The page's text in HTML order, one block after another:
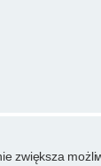
zwiększa